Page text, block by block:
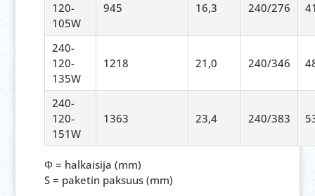
120-
105W
945 16,3 240/276
240-
120-
135W
1218 21,0 240/346
240-
120-
151W
1363 23,4 240/383
Φ = halkaisija (mm)
S = paketin paksuus (mm)